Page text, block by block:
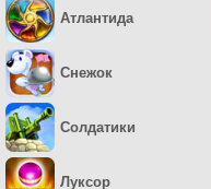
Атлантида
Снежок
Солдатики
Луксор